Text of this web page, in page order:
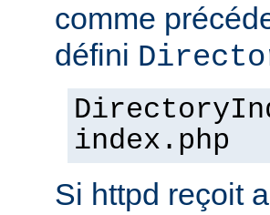
comme
défini
index.php
Si httpd reçoit